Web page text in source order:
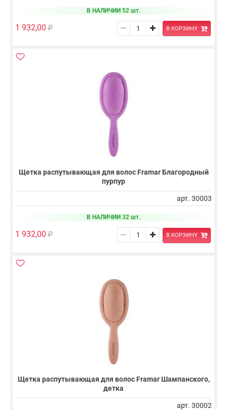
В НАЛИЧИИ 52 шт.
1 932,00 В КОРЗИНУ
Щетка распутывающая для волос Framar Благородный
пурпур
арт. 30003
В НАЛИЧИИ 32 шт.
1 932,00 В КОРЗИНУ
Щетка распутывающая для волос Framar Шампанского,
детка
арт. 30002